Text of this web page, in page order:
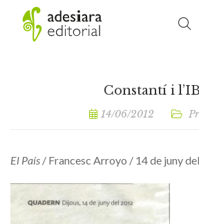
Constantí i
14/06/2012
El País / Francesc Arroyo / 14 de juny